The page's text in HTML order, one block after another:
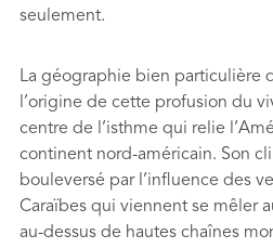
seulement.
La géographie bien particulière
l’origine de cette profusion du
centre de l’isthme qui relie
continent nord-américain. Son
bouleversé par l’inﬂuence des
Caraïbes qui viennent se mêler
au-dessus de hautes chaînes